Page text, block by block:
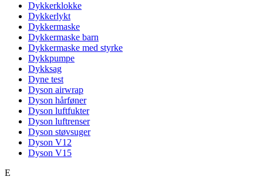
Dykkerklokke
Dykkerlykt
Dykkermaske
Dykkermaske barn
Dykkermaske med styrke
Dykkpumpe
Dykksag
Dyne test
Dyson airwrap
Dyson hårføner
Dyson luftfukter
Dyson luftrenser
Dyson støvsuger
Dyson V12
Dyson V15
E